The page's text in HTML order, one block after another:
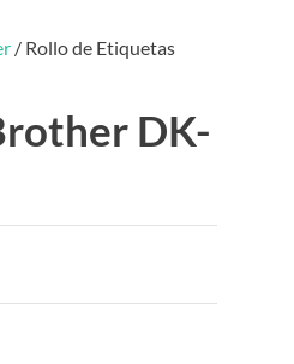
/ Rollo de Etiquetas
DK-